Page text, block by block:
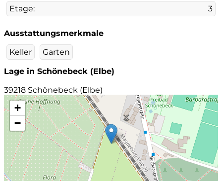
Etage: 3
Ausstattungsmerkmale
Keller
Garten
Lage in Schönebeck (Elbe)
39218 Schönebeck (Elbe)
+
−